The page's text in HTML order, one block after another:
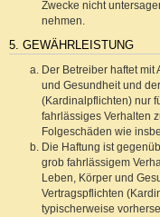
Zwecke nicht
nehmen.
5. GEWÄHRLEISTUNG
Der Betreiber haftet
und Gesundheit und
(Kardinalpflichten) nur
fahrlässiges Verhalten
Folgeschäden wie
Die Haftung ist
grob fahrlässigem
Leben, Körper und
Vertragspflichten
typischerweise